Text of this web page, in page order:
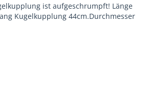
ist aufgeschrumpft! Länge
Kugelkupplung 44cm.Durchmesser